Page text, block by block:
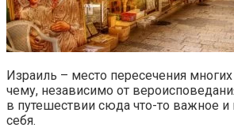
Израиль – место пересечения многих
чему, независимо от
в путешествии сюда что-то важное и
себя.